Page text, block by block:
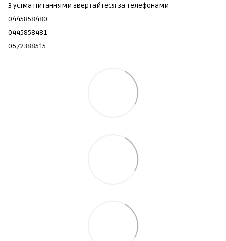
З усіма питаннями звертайтеся за телефонами
0445858480
0445858481
0672388515